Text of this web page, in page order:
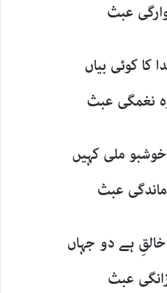
عبث
کوئی بیاں
نغمگی عبث
ملی کہیں
عبث
ہے دو جہاں
عبث